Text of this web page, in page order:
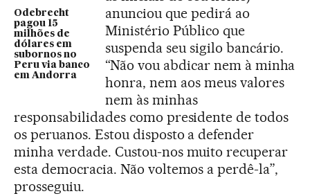
Odebrecht
pagou 15
milhões de
dólares em
subornos no
Peru via banco
em Andorra
anunciou que pedirá ao
Ministério Público que
suspenda seu sigilo bancário.
“Não vou abdicar nem à minha
honra, nem aos meus valores
nem às minhas
responsabilidades como presidente de todos
os peruanos. Estou disposto a defender
minha verdade. Custou-nos muito recuperar
esta democracia. Não voltemos a perdê-la”,
prosseguiu.